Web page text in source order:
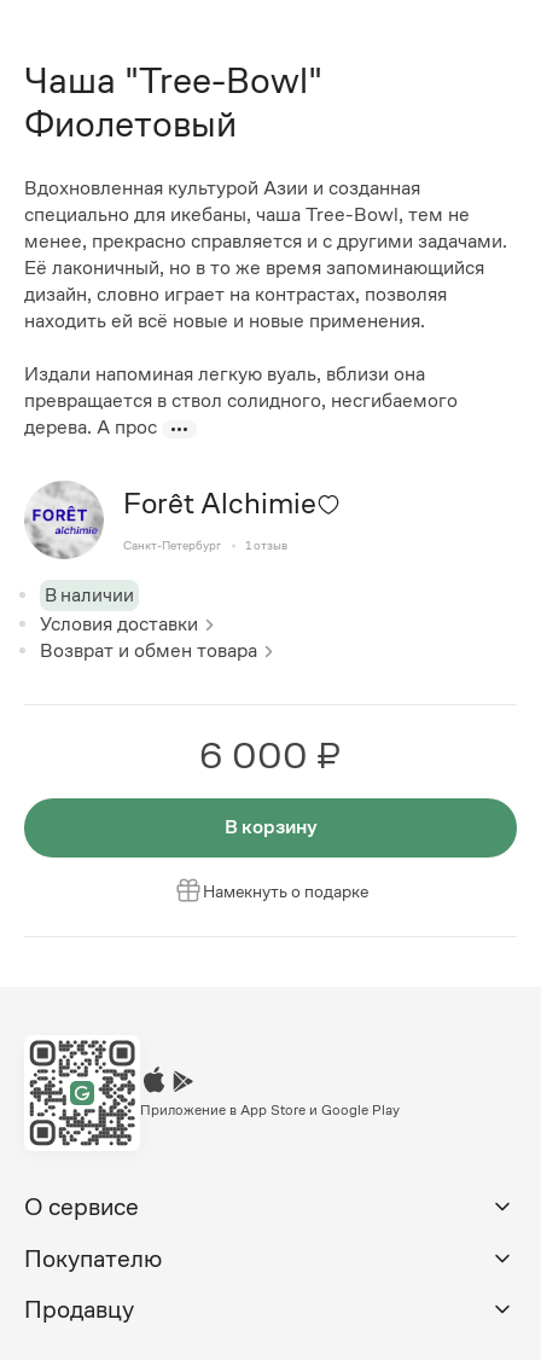
Чаша "Tree-Bowl"
Фиолетовый
Вдохновленная культурой Азии и созданная
специально для икебаны, чаша Tree-Bowl, тем не
менее, прекрасно справляется и с другими задачами.
Её лаконичный, но в то же время запоминающийся
дизайн, словно играет на контрастах, позволяя
находить ей всё новые и новые применения.
Издали напоминая легкую вуаль, вблизи она
превращается в ствол солидного, несгибаемого
дерева. А прос
Forêt Alchimie
Санкт-Петербург 1 отзыв
В наличии
Условия доставки
Возврат и обмен товара
6 000 ₽
В корзину
Намекнуть о подарке
Приложение в App Store и Google Play
О сервисе
Покупателю
Продавцу